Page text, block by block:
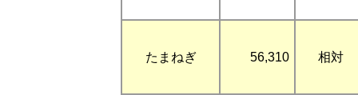
たまねぎ 56,310 相対